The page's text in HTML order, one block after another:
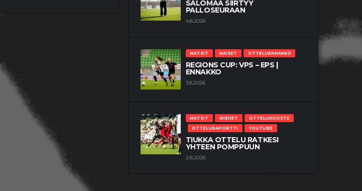
SALOMAA SIIRTYY
PALLOSEURAAN
4.8.2026
MATSIT NAISET OTTELUENNAKKO
REGIONS CUP: VPS – EPS |
ENNAKKO
3.8.2026
MATSIT MIEHET
OTTELUKOOSTE
OTTELURAPORTTI
YOUTUBE
TIUKKA OTTELU RATKESI
YHTEEN POMPPUUN
2.8.2026